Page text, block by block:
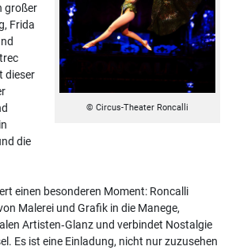
© Circus-Theater Roncalli
großer
Frida
dieser
die
einen besonderen Moment: Roncalli
Malerei und Grafik in die Manege,
Artisten‑Glanz und verbindet Nostalgie
Es ist eine Einladung, nicht nur zuzusehen